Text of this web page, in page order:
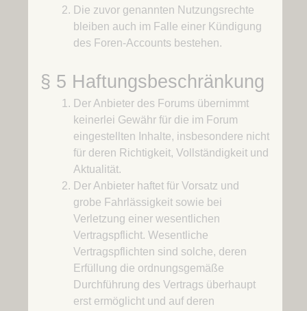
Die zuvor genannten Nutzungsrechte
bleiben auch im Falle einer Kündigung
des Foren-Accounts bestehen.
§ 5 Haftungsbeschränkung
Der Anbieter des Forums übernimmt
keinerlei Gewähr für die im Forum
eingestellten Inhalte, insbesondere nicht
für deren Richtigkeit, Vollständigkeit und
Aktualität.
Der Anbieter haftet für Vorsatz und
grobe Fahrlässigkeit sowie bei
Verletzung einer wesentlichen
Vertragspflicht. Wesentliche
Vertragspflichten sind solche, deren
Erfüllung die ordnungsgemäße
Durchführung des Vertrags überhaupt
erst ermöglicht und auf deren